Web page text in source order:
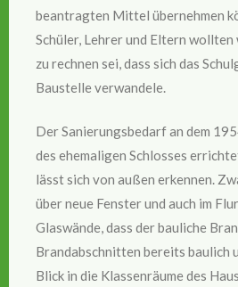
beantragten Mittel übernehmen
Schüler, Lehrer und Eltern wollten
zu rechnen sei, dass sich das
Baustelle verwandele.
Der Sanierungsbedarf an dem
des ehemaligen Schlosses
lässt sich von außen erkennen.
über neue Fenster und auch im
Glaswände, dass der bauliche
Brandabschnitten bereits baulich
Blick in die Klassenräume des